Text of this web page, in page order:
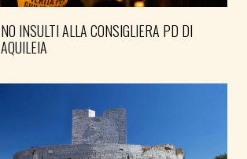
NO INSULTI ALLA CONSIGLIERA PD DI
AQUILEIA